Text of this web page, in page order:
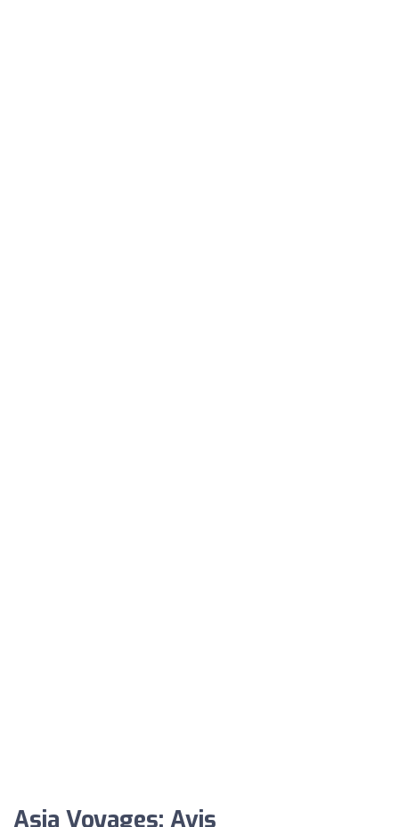
Asia Voyages: Avis